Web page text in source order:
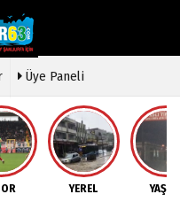
Köşe
Yazarları
Video
Künye
İletişim
Çerez
Üye Paneli
YEREL